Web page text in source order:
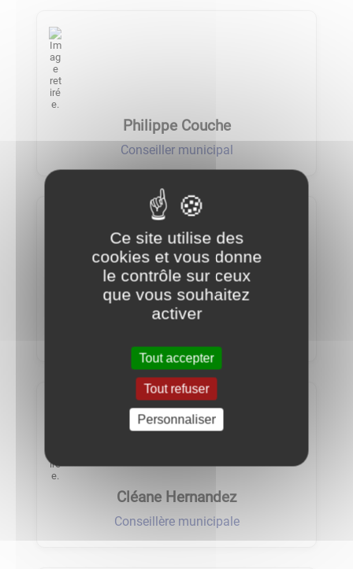
Philippe Couche
Conseiller municipal
Nadine Romero
Cléane Hernandez
Conseillère municipale
Ce site utilise des
cookies et vous donne
le contrôle sur ceux
que vous souhaitez
activer
Tout accepter
Tout refuser
Personnaliser